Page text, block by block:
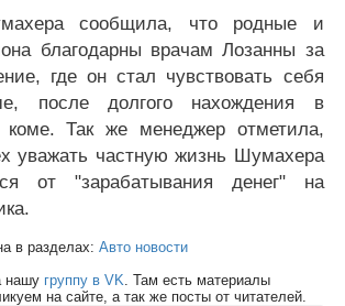
сообщила, что родные и
благодарны врачам Лозанны за
где он стал чувствовать себя
после долгого нахождения в
коме. Так же менеджер отметила,
уважать частную жизнь Шумахера
от "зарабатывания денег" на
в разделах: Авто новости
нашу группу в VK . Там есть материалы
на сайте, а так же посты от читателей.